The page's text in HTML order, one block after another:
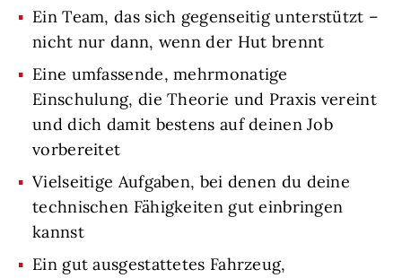
Ein Team, das sich gegenseitig unterstützt –
nicht nur dann, wenn der Hut brennt
Eine umfassende, mehrmonatige
Einschulung, die Theorie und Praxis vereint
und dich damit bestens auf deinen Job
vorbereitet
Vielseitige Aufgaben, bei denen du deine
technischen Fähigkeiten gut einbringen
kannst
Ein gut ausgestattetes Fahrzeug,